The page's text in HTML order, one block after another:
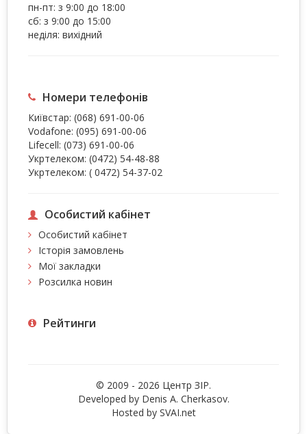
пн-пт: з 9:00 до 18:00
сб: з 9:00 до 15:00
неділя: вихідний
Номери телефонів
Київстар: (068) 691-00-06
Vodafone: (095) 691-00-06
Lifecell: (073) 691-00-06
Укртелеком: (0472) 54-48-88
Укртелеком: ( 0472) 54-37-02
Особистий кабінет
Особистий кабінет
Історія замовлень
Мої закладки
Розсилка новин
Рейтинги
© 2009 - 2026 Центр ЗIР.
Developed by Denis A. Cherkasov.
Hosted by SVAI.net